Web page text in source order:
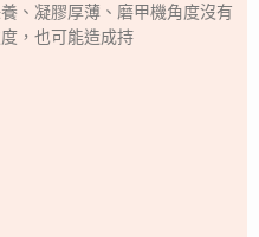
、凝膠厚薄、磨甲機角度沒有
，也可能造成持